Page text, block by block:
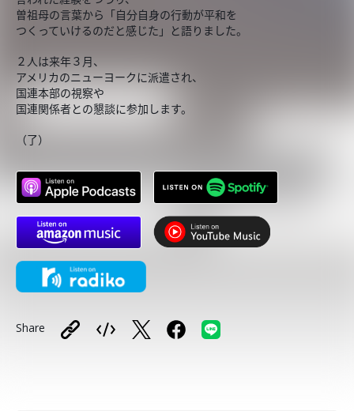
曽祖母の言葉から「自分自身の行動が平和を
つくっていけるのだと感じた」と語りました。
２人は来年３月、
アメリカのニューヨークに派遣され、
国連本部の視察や
国連関係者との懇談に参加します。
（了）
Share